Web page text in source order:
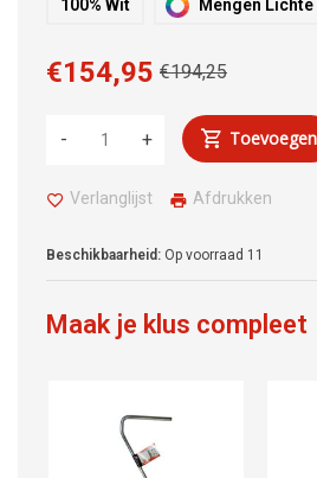
100% Wit Mengen Lichte
€194,25
€154,95
+
- Toevoegen
Verlanglijst Afdrukken
Beschikbaarheid: Op voorraad 11
Maak je klus compleet